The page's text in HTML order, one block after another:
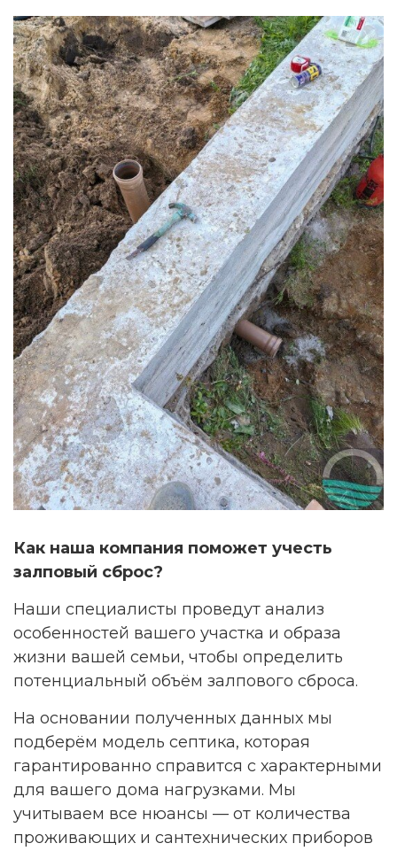
Как наша компания поможет учесть
залповый сброс?
Наши специалисты проведут анализ
особенностей вашего участка и образа
жизни вашей семьи, чтобы определить
потенциальный объём залпового сброса.
На основании полученных данных мы
подберём модель септика, которая
гарантированно справится с характерными
для вашего дома нагрузками. Мы
учитываем все нюансы — от количества
проживающих и сантехнических приборов